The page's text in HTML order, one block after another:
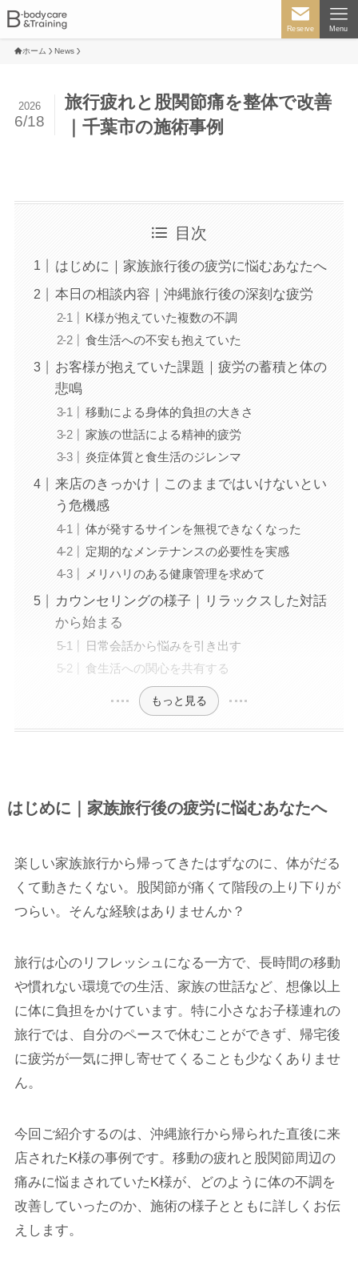
Reserve Menu
ホーム News
旅行疲れと股関節痛を整体で改善
｜千葉市の施術事例
2026
6/18
目次
はじめに｜家族旅行後の疲労に悩むあなたへ
本日の相談内容｜沖縄旅行後の深刻な疲労
K様が抱えていた複数の不調
食生活への不安も抱えていた
お客様が抱えていた課題｜疲労の蓄積と体の
悲鳴
移動による身体的負担の大きさ
家族の世話による精神的疲労
炎症体質と食生活のジレンマ
来店のきっかけ｜このままではいけないとい
う危機感
体が発するサインを無視できなくなった
定期的なメンテナンスの必要性を実感
メリハリのある健康管理を求めて
カウンセリングの様子｜リラックスした対話
から始まる
日常会話から悩みを引き出す
食生活への関心を共有する
もっと見る
はじめに｜家族旅行後の疲労に悩むあなたへ
楽しい家族旅行から帰ってきたはずなのに、体がだる
くて動きたくない。股関節が痛くて階段の上り下りが
つらい。そんな経験はありませんか？
旅行は心のリフレッシュになる一方で、長時間の移動
や慣れない環境での生活、家族の世話など、想像以上
に体に負担をかけています。特に小さなお子様連れの
旅行では、自分のペースで休むことができず、帰宅後
に疲労が一気に押し寄せてくることも少なくありませ
ん。
今回ご紹介するのは、沖縄旅行から帰られた直後に来
店されたK様の事例です。移動の疲れと股関節周辺の
痛みに悩まされていたK様が、どのように体の不調を
改善していったのか、施術の様子とともに詳しくお伝
えします。